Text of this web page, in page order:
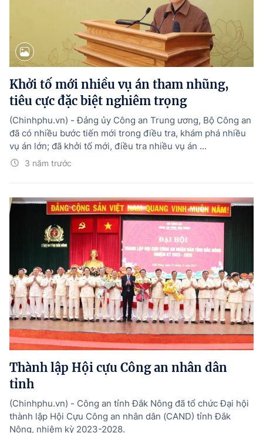
Khởi tố mới nhiều vụ án tham nhũng,
tiêu cực đặc biệt nghiêm trọng
3 năm trước
(Chinhphu.vn) - Đảng ủy Công an Trung ương, Bộ Công an
đã có nhiều bước tiến mới trong điều tra, khám phá nhiều
vụ án lớn; đã khởi tố mới, điều tra nhiều vụ án ...
Thành lập Hội cựu Công an nhân dân
tỉnh
(Chinhphu.vn) - Công an tỉnh Đắk Nông đã tổ chức Đại hội
thành lập Hội Cựu Công an nhân dân (CAND) tỉnh Đắk
Nông, nhiệm kỳ 2023-2028.